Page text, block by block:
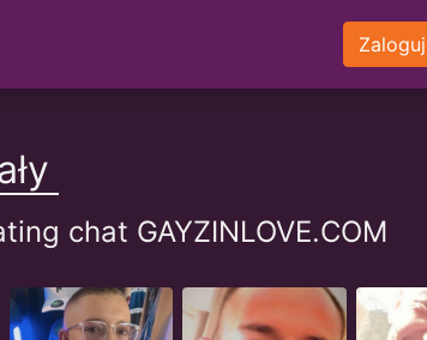
Zaloguj
chat GAYZINLOVE.COM